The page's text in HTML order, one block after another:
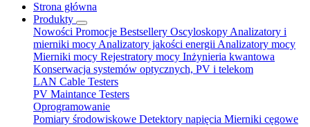
Strona główna
Produkty
Nowości Promocje Bestsellery Oscyloskopy Analizatory i
mierniki mocy Analizatory jakości energii Analizatory mocy
Mierniki mocy Rejestratory mocy Inżynieria kwantowa
Konserwacja systemów optycznych, PV i telekom
LAN Cable Testers
PV Maintance Testers
Oprogramowanie
Pomiary środowiskowe Detektory napięcia Mierniki cęgowe